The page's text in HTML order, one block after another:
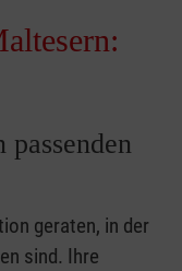
geraten, in der
sind. Ihre